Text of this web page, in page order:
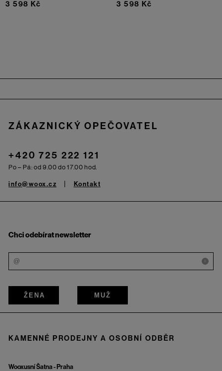
3 598 Kč 3 598 Kč
ZÁKAZNICKÝ OPEČOVATEL
+420 725 222 121
Po – Pá: od 9.00 do 17.00 hod.
info@woox.cz Kontakt
Chci odebírat newsletter
i
ŽENA MUŽ
KAMENNÉ PRODEJNY A OSOBNÍ ODBĚR
Wooxusní Šatna - Praha